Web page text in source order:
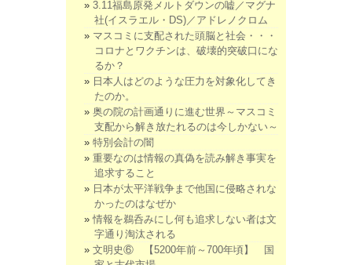
3.11福島原発メルトダウンの嘘／マグナ
社(イスラエル・DS)／アドレノクロム
マスコミに支配された頭脳と社会・・・
コロナとワクチンは、破壊的突破口にな
るか？
日本人はどのような圧力を対象化してき
たのか。
奥の院の計画通りに進む世界～マスコミ
支配から解き放たれるのは今しかない～
特別会計の闇
重要なのは情報の真偽を読み解き事実を
追求すること
日本が太平洋戦争まで他国に侵略されな
かったのはなぜか
情報を鵜呑みにし何も追求しない者は文
字通り淘汰される
文明史⑥ 【5200年前～700年頃】 国